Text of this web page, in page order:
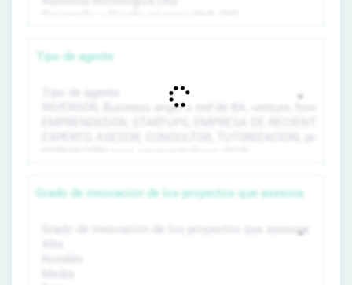
Tipo de agente
Grado de innovación de los proyectos que asesora